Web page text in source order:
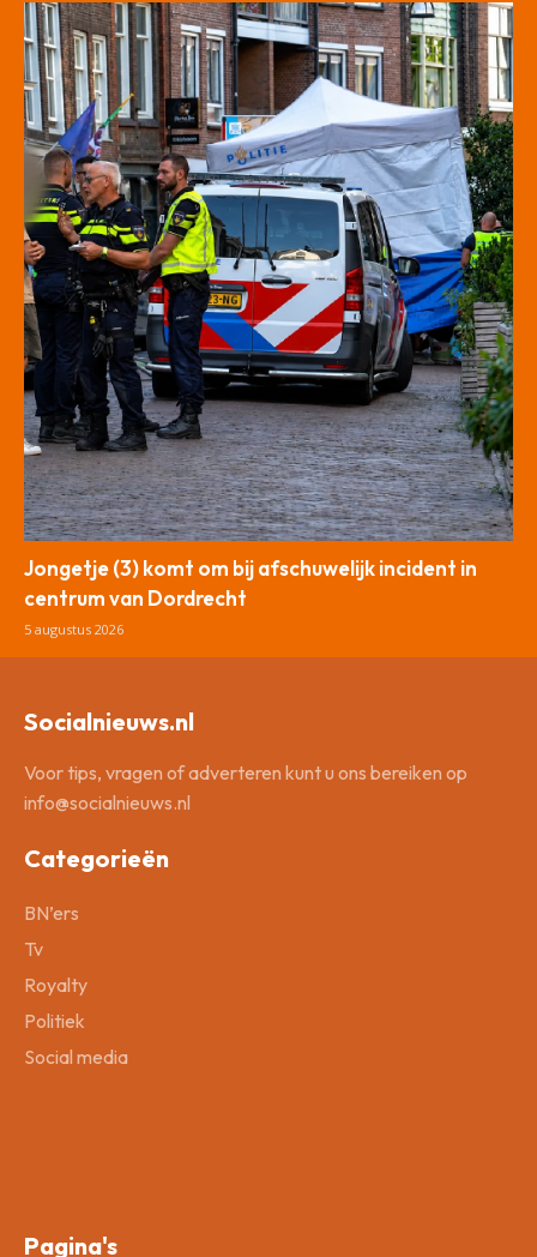
Jongetje (3) komt om bij afschuwelijk incident in
centrum van Dordrecht
5 augustus 2026
Socialnieuws.nl
Voor tips, vragen of adverteren kunt u ons bereiken op
info@socialnieuws.nl
Categorieën
BN’ers
Tv
Royalty
Politiek
Social media
Pagina's